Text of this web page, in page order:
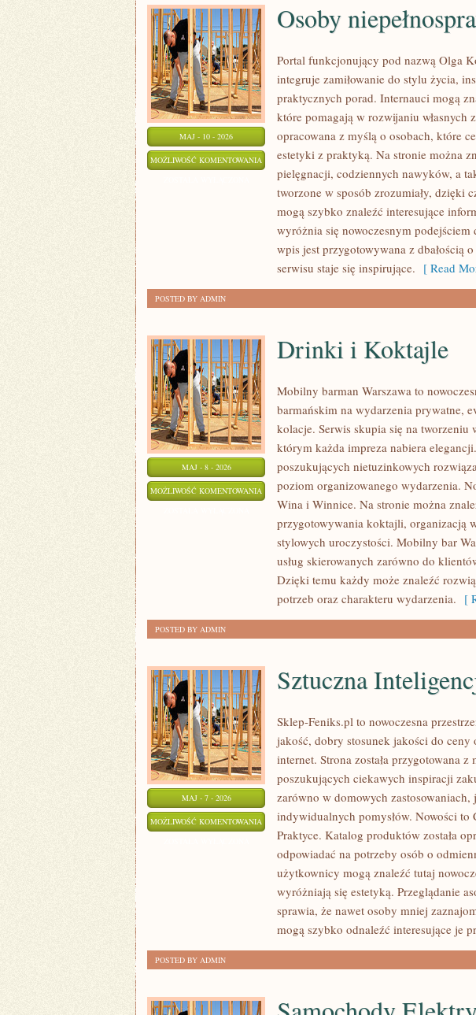
MAJ - 10 - 2026
MOŻLIWOŚĆ KOMENTOWANIA OSOBY
NIEPEŁNOSPRAWNE
Osoby
Portal funkcjonujący pod nazwą Olga
integruje zamiłowanie do stylu życia,
praktycznych porad. Internauci mogą
które pomagają w rozwijaniu własnych
opracowana z myślą o osobach, które
estetyki z praktyką. Na stronie można
pielęgnacji, codziennych nawyków, a
tworzone w sposób zrozumiały, dzięki
mogą szybko znaleźć interesujące
wyróżnia się nowoczesnym podejściem
wpis jest przygotowywana z dbałością
serwisu staje się inspirujące. [ Read
POSTED BY ADMIN
MAJ - 8 - 2026
MOŻLIWOŚĆ KOMENTOWANIA DRINKI
KOKTAJLE
Drinki i Koktajle
Mobilny barman Warszawa to
barmańskim na wydarzenia prywatne,
kolacje. Serwis skupia się na
którym każda impreza nabiera
poszukujących nietuzinkowych
poziom organizowanego wydarzenia.
Wina i Winnice. Na stronie można
przygotowywania koktajli, organizacją
stylowych uroczystości. Mobilny bar
usług skierowanych zarówno do
Dzięki temu każdy może znaleźć
potrzeb oraz charakteru wydarzenia. [
POSTED BY ADMIN
MAJ - 7 - 2026
MOŻLIWOŚĆ KOMENTOWANIA SZTUCZNA
INTELIGENCJA
Sztuczna
Sklep-Feniks.pl to nowoczesna
jakość, dobry stosunek jakości do
internet. Strona została przygotowana
poszukujących ciekawych inspiracji
zarówno w domowych
indywidualnych pomysłów. Nowości
Praktyce. Katalog produktów została
odpowiadać na potrzeby osób o
użytkownicy mogą znaleźć tutaj
wyróżniają się estetyką. Przeglądanie
sprawia, że nawet osoby mniej
mogą szybko odnaleźć interesujące je
POSTED BY ADMIN